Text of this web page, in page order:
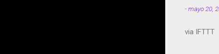
-mayo 20,
via IFTTT